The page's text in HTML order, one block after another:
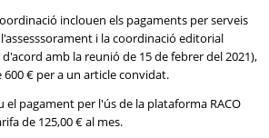
inclouen els pagaments per serveis
i la coordinació editorial
amb la reunió de 15 de febrer del 2021),
€ per a un article convidat.
el pagament per l'ús de la plataforma RACO
de 125,00 € al mes.